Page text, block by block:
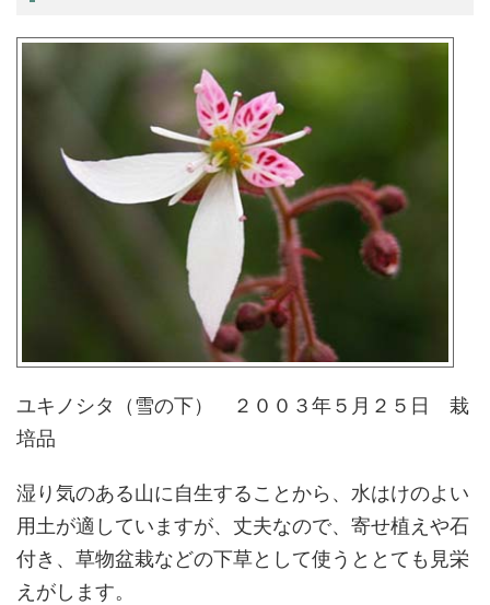
ユキノシタ（雪の下） ２００３年５月２５日 栽
培品
湿り気のある山に自生することから、水はけのよい
用土が適していますが、丈夫なので、寄せ植えや石
付き、草物盆栽などの下草として使うととても見栄
えがします。